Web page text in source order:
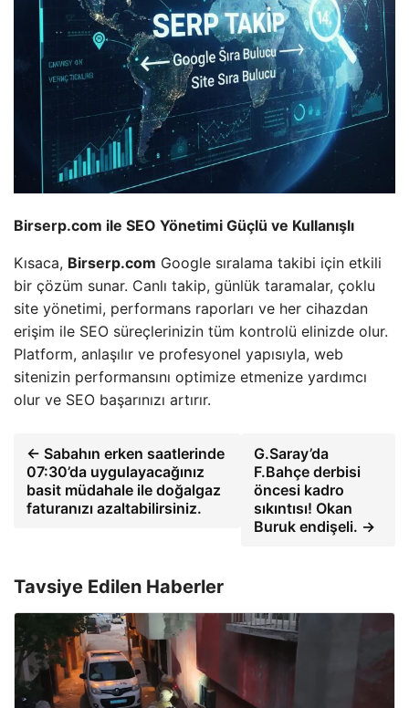
Birserp.com ile SEO Yönetimi Güçlü ve Kullanışlı
Kısaca, Birserp.com Google sıralama takibi için etkili
bir çözüm sunar. Canlı takip, günlük taramalar, çoklu
site yönetimi, performans raporları ve her cihazdan
erişim ile SEO süreçlerinizin tüm kontrolü elinizde olur.
Platform, anlaşılır ve profesyonel yapısıyla, web
sitenizin performansını optimize etmenize yardımcı
olur ve SEO başarınızı artırır.
← Sabahın erken saatlerinde
07:30’da uygulayacağınız
basit müdahale ile doğalgaz
faturanızı azaltabilirsiniz.
G.Saray’da
F.Bahçe derbisi
öncesi kadro
sıkıntısı! Okan
Buruk endişeli. →
Tavsiye Edilen Haberler